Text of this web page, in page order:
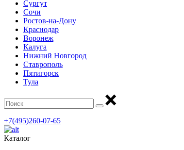
Сургут
Сочи
Ростов-на-Дону
Краснодар
Воронеж
Калуга
Нижний Новгород
Ставрополь
Пятигорск
Тула
+7(495)260-07-65
Каталог